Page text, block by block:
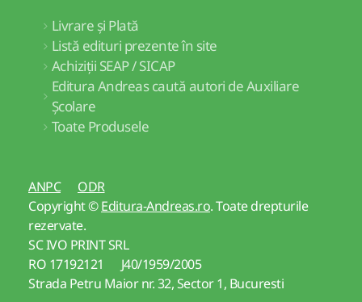
Livrare și Plată
Listă edituri prezente în site
Achiziții SEAP / SICAP
Editura Andreas caută autori de Auxiliare
Școlare
Toate Produsele
ANPC
ODR
Copyright ©Editura-Andreas.ro. Toate drepturile
rezervate.
SC IVO PRINT SRL
RO 17192121 J40/1959/2005
Strada Petru Maior nr. 32, Sector 1, Bucuresti